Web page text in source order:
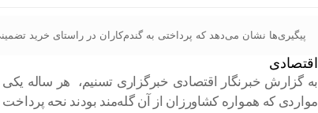
پیگیری‌ها نشان می‌دهد که پرداختی به گندم‌کاران در راستای خرید
اقتصادی
به گزارش خبرنگار اقتصادی خبرگزاری تسنیم، هر ساله
مواردی که همواره کشاورزان از آن گله‌مند بودند نحه